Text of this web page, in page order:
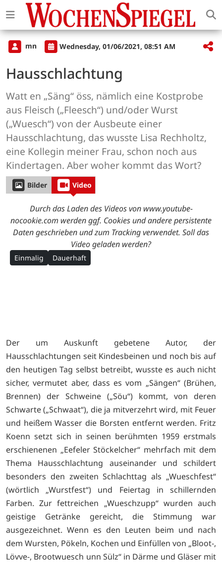
mn Wednesday, 01/06/2021, 08:51 AM
Hausschlachtung
Watt en „Säng“ öss, nämlich eine Kostprobe
aus Fleisch („Fleesch“) und/oder Wurst
(„Wuesch“) von der Ausbeute einer
Hausschlachtung, das wusste Lisa Rechholtz,
eine Kollegin meiner Frau, schon noch aus
Kindertagen. Aber woher kommt das Wort?
Bilder Video
Durch das Laden des Videos von www.youtube-
nocookie.com werden ggf. Cookies und andere persistente
Daten geschrieben und zum Tracking verwendet. Soll das
Video geladen werden?
Einmalig Dauerhaft
Der um Auskunft gebetene Autor, der
Hausschlachtungen seit Kindesbeinen und noch bis auf
den heutigen Tag selbst betreibt, wusste es auch nicht
sicher, vermutet aber, dass es vom „Sängen“ (Brühen,
Brennen) der Schweine („Söu“) kommt, von deren
Schwarte („Schwaat“), die ja mitverzehrt wird, mit Feuer
und heißem Wasser die Borsten entfernt werden. Fritz
Koenn setzt sich in seinen berühmten 1959 erstmals
erschienenen „Eefeler Stöckelcher“ mehrfach mit dem
Thema Hausschlachtung auseinander und schildert
besonders den zweiten Schlachttag als „Wueschfest“
(wörtlich „Wurstfest“) und Feiertag in schillernden
Farben. Zur fettreichen „Wueschzupp“ wurden auch
geistige Getränke gereicht, die Stimmung war
ausgezeichnet. Wenn es den Leuten beim und nach
dem Wursten, Pökeln, Kochen und Einfüllen von „Bloot-,
Lövve-, Brootwuesch unn Sülz“ in Därme und Gläser mit